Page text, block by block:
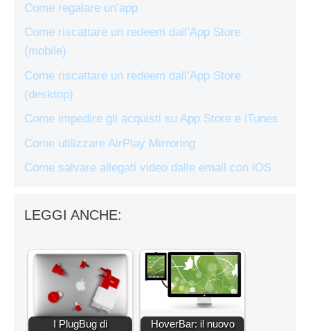
Come regalare un’app
Come riscattare un redeem dall’App Store
(mobile)
Come riscattare un redeem dall’App Store
(desktop)
Come impedire gli acquisti su App Store e iTunes
Come utilizzare AirPlay Mirroring
Come salvare allegati video dalle email con iOS
LEGGI ANCHE:
I PlugBug di
HoverBar: il nuovo